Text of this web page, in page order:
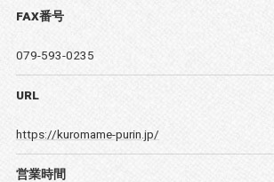
FAX番号
079-593-0235
URL
https://kuromame-purin.jp/
営業時間